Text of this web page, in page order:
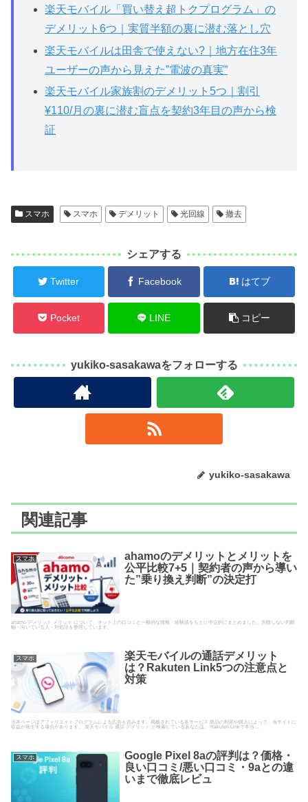
楽天モバイル「買い替え超トクプログラム」の
デメリット6つ｜実質半額の裏に潜む落とし穴
楽天モバイルは田舎で使えない?｜地方在住3年
ユーザーの声から見えた”電波の真実”
楽天モバイル家族割のデメリット5つ｜割引
¥110/月の裏に潜む盲点を契約3年目の声から検
証
スマホ スマホ デメリット 光回線 撤去
シェアする
Twitter Facebook はてブ
Pocket LINE コピー
yukiko-sasakawaをフォローする
yukiko-sasakawa
関連記事
スマホ
ahamoのデメリットとメリットを
公平比較7+5｜契約者の声から導い
た”乗り換え判断”の決定打
ahamo デメリット メリット について、ネット上の口コミと一般的な情報・経験談をもとに中立的にまとめました。失敗しない判断
軸・向いている人・対処法を整理しています。
スマホ
楽天モバイルの通話デメリット
は？Rakuten Link5つの注意点と
対策
※本ページはアフィリエイトプログラムによる広告を含みます。掲載されている各サービス 商品の利用や購入によって、当サイトに
収益が発生する場合があります。 楽天モバイル 通話 デメリット と検索しているあなたは、 Rakuten Linkで本当…
スマホ
Google Pixel 8aの評判は？価格・
良い口コミ/悪い口コミ・9aとの違
いまで徹底レビュ